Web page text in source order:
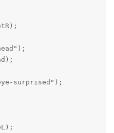
surprised");